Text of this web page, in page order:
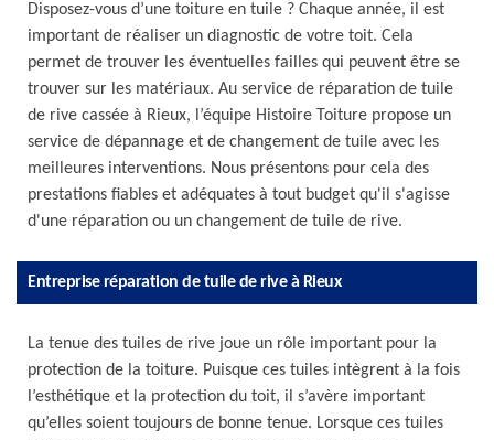
Disposez-vous d’une toiture en tuile ? Chaque année, il est
important de réaliser un diagnostic de votre toit. Cela
permet de trouver les éventuelles failles qui peuvent être se
trouver sur les matériaux. Au service de réparation de tuile
de rive cassée à Rieux, l’équipe Histoire Toiture propose un
service de dépannage et de changement de tuile avec les
meilleures interventions. Nous présentons pour cela des
prestations fiables et adéquates à tout budget qu'il s'agisse
d'une réparation ou un changement de tuile de rive.
Entreprise réparation de tuile de rive à Rieux
La tenue des tuiles de rive joue un rôle important pour la
protection de la toiture. Puisque ces tuiles intègrent à la fois
l’esthétique et la protection du toit, il s’avère important
qu’elles soient toujours de bonne tenue. Lorsque ces tuiles